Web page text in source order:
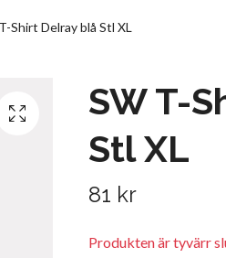
Shirt Delray blå Stl XL
SW T-
Stl XL
81 kr
Produkten är tyvärr